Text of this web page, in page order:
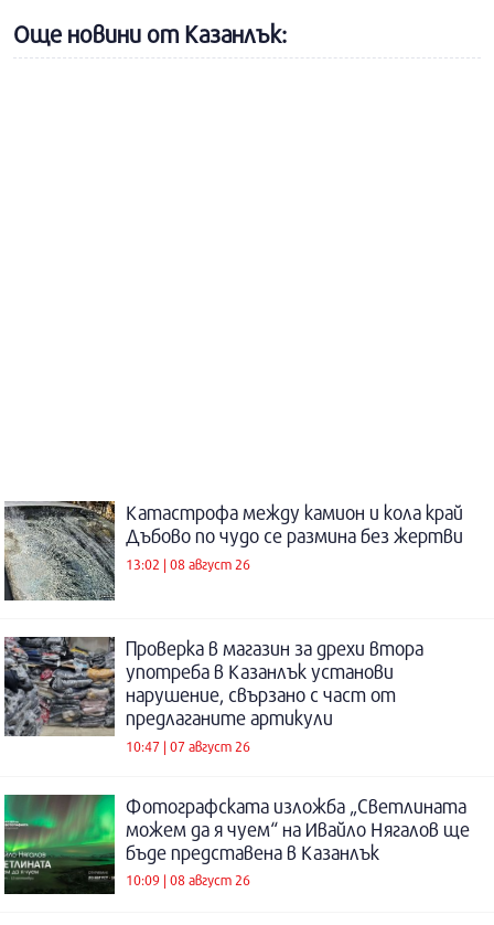
Още новини от Казанлък:
Катастрофа между камион и кола край
Дъбово по чудо се размина без жертви
13:02 | 08 август 26
Проверка в магазин за дрехи втора
употреба в Казанлък установи
нарушение, свързано с част от
предлаганите артикули
10:47 | 07 август 26
Фотографската изложба „Светлината
можем да я чуем“ на Ивайло Нягалов ще
бъде представена в Казанлък
10:09 | 08 август 26